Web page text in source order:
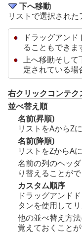
下へ移動
リストで選択された
ドラッグアン
ることもできま
上へ移動そして
定されている場
右クリックコンテク
並べ替え順
名前(昇順)
リストをAからZ
名前(降順)
リストをZからA
名前の列のヘッ
り替えることがで
カスタム順序
ドラッグアンド
タンを使用して
他の並べ替え方
覚えておくことが